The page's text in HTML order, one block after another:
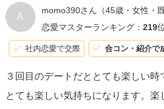
A
momo390さん （45歳・女性・
恋愛マスターランキング： 219
社内恋愛で交際 合コン・紹介で
３回目のデートだととても楽しい時
とても楽しい気持ちになります。楽